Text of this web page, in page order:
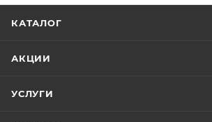
КАТАЛОГ
АКЦИИ
УСЛУГИ